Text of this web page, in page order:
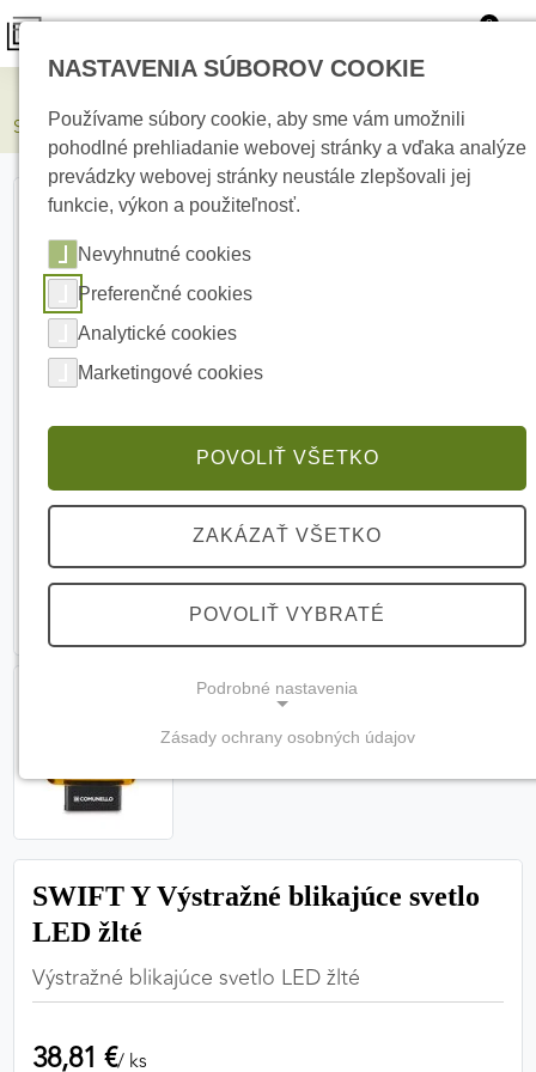
0
SWIFT Y Výstražné blikajúce svetlo LED žlté
SWIFT Y Výstražné blikajúce svetlo
LED žlté
Výstražné blikajúce svetlo LED žlté
38,81 €/ ks
NASTAVENIA SÚBOROV COOKIE
Používame súbory cookie, aby sme vám umožnili
pohodlné prehliadanie webovej stránky a vďaka analýze
prevádzky webovej stránky neustále zlepšovali jej
funkcie, výkon a použiteľnosť.
Nevyhnutné cookies
Preferenčné cookies
Analytické cookies
Marketingové cookies
POVOLIŤ VŠETKO
ZAKÁZAŤ VŠETKO
POVOLIŤ VYBRATÉ
Podrobné nastavenia
(vždy aktívne, nemožno vypnúť)
Tieto cookies sú potrebné na správne fungovanie
zabezpečiť jej plnú funkčnosť.
PREFERENČNÉ COOKIES
Zásady ochrany osobných údajov